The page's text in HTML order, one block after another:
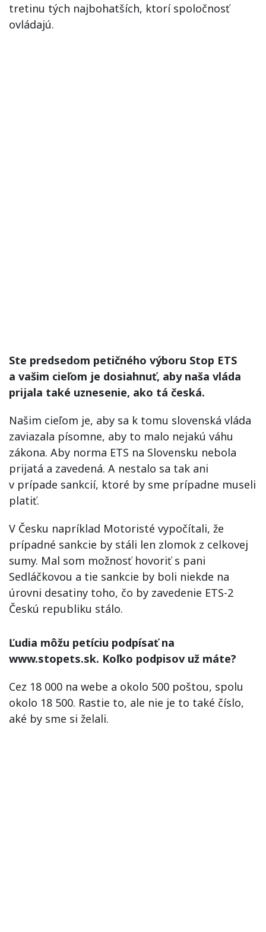
tretinu tých najbohatších, ktorí spoločnosť
ovládajú.
Ste predsedom petičného výboru Stop ETS
a vašim cieľom je dosiahnuť, aby naša vláda
prijala také uznesenie, ako tá česká.
Našim cieľom je, aby sa k tomu slovenská vláda
zaviazala písomne, aby to malo nejakú váhu
zákona. Aby norma ETS na Slovensku nebola
prijatá a zavedená. A nestalo sa tak ani
v prípade sankcií, ktoré by sme prípadne museli
platiť.
V Česku napríklad Motoristé vypočítali, že
prípadné sankcie by stáli len zlomok z celkovej
sumy. Mal som možnosť hovoriť s pani
Sedláčkovou a tie sankcie by boli niekde na
úrovni desatiny toho, čo by zavedenie ETS-2
Českú republiku stálo.
Ľudia môžu petíciu podpísať na
www.stopets.sk. Koľko podpisov už máte?
Cez 18 000 na webe a okolo 500 poštou, spolu
okolo 18 500. Rastie to, ale nie je to také číslo,
aké by sme si želali.